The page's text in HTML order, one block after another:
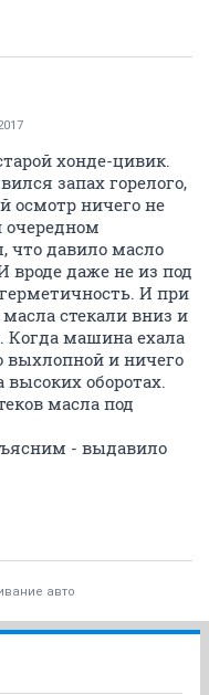
хонде-цивик.
запах горелого,
осмотр ничего не
очередном
что давило масло
вроде даже не из под
И при
стекали вниз и
Когда машина ехала
выхлопной и ничего
оборотах.
масла под
- выдавило
авто